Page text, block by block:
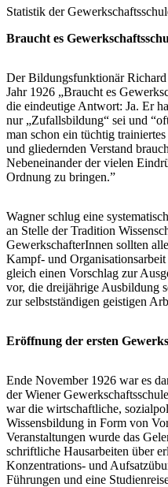
Statistik der
Braucht es
Der Bildungsfunktionär
Jahr 1926 „Braucht es
die eindeutige Antwort: Ja. Er
nur „Zufallsbildung“ sei und
man schon ein tüchtig
und gliedernden Verstand
Nebeneinander der vielen
Ordnung zu bringen.”
Wagner schlug eine
an Stelle der Tradition
GewerkschafterInnen sollten
Kampf- und
gleich einen Vorschlag zur
vor, die dreijährige Ausbildung
zur selbstständigen geistigen
Eröffnung der ersten
Ende November 1926 war es
der Wiener
war die wirtschaftliche,
Wissensbildung in Form von
Veranstaltungen wurde das
schriftliche Hausarbeiten über
Konzentrations- und
Führungen und eine